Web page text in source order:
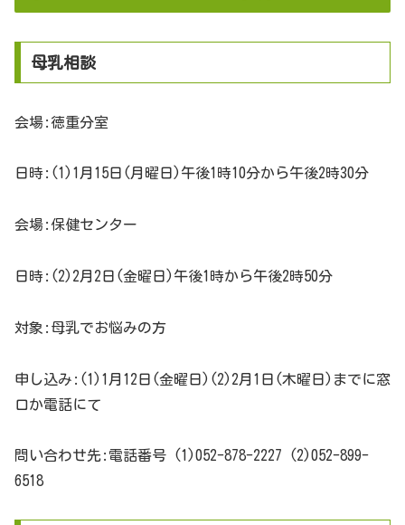
母乳相談
会場:徳重分室
日時:(1)1月15日(月曜日)午後1時10分から午後2時30分
会場:保健センター
日時:(2)2月2日(金曜日)午後1時から午後2時50分
対象:母乳でお悩みの方
申し込み:(1)1月12日(金曜日)(2)2月1日(木曜日)までに窓
口か電話にて
問い合わせ先:電話番号 (1)052-878-2227 (2)052-899-
6518